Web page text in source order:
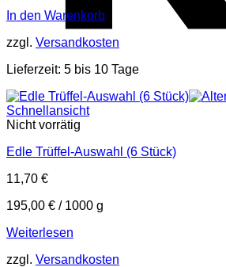
In den Warenkorb
zzgl. Versandkosten
Lieferzeit: 5 bis 10 Tage
Schnellansicht
Nicht vorrätig
Edle Trüffel-Auswahl (6 Stück)
11,70 €
195,00 € / 1000 g
Weiterlesen
zzgl. Versandkosten